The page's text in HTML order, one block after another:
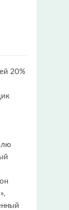
20%